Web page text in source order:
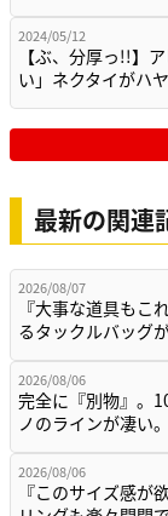
2024/05/12
【ぶ、分厚っ!!】
い」ネクタイがハ
最新の関連
2026/08/07
『大事な道具もこ
るタックルバッグ
2026/08/06
完全に『別物』。
ノのラインが凄い
2026/08/06
『このサイズ感が